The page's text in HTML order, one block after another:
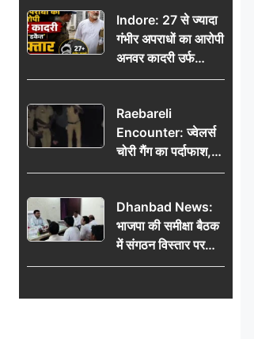
अंतिम दिन, 5100 रुपये
भेजकर कहा– अंतिम
संस्कार कर दीजिए हम
नहीं आ पाएंगे
Indore: 27 से ज्यादा
गंभीर अपराधों का आरोपी
अनवर कादरी उर्फ
‘डकैत’ गिरफ्तार, इंदौर
Raebareli
Encounter: ज्वेलर्स
चोरी गैंग का पर्दाफाश,
पुलिस मुठभेड़ में दो
किलो चांदी बरामद
Dhanbad News:
भाजपा की समीक्षा बैठक
में संगठन विस्तार पर
मंथन, बीडीओ से
जनसमस्याओं का विवरण